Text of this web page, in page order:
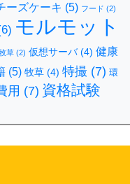
ーズケーキ (5) フード (2)
モルモット
草 (2) 仮想サーバ(4) 健康
(5) 牧草 (4) 特撮 (7) 環
用 (7) 資格試験